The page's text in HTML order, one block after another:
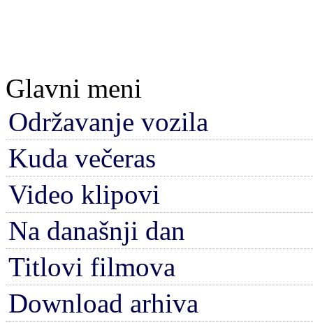
Glavni meni
Održavanje vozila
Kuda večeras
Video klipovi
Na današnji dan
Titlovi filmova
Download arhiva